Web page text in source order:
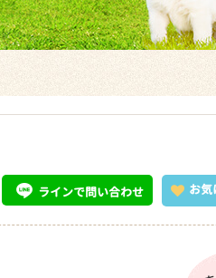
お気
ラインで問い合わせ